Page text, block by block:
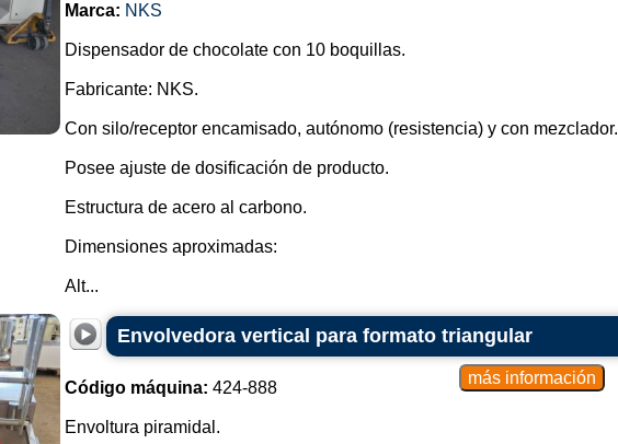
Marca: NKS
Dispensador de chocolate con 10 boquillas.
Fabricante: NKS.
Con silo/receptor encamisado, autónomo (resistencia) y con mezclador.
Posee ajuste de dosificación de producto.
Estructura de acero al carbono.
Dimensiones aproximadas:
Alt...
Envolvedora vertical para formato triangular
Código máquina: 424-888
Envoltura piramidal.